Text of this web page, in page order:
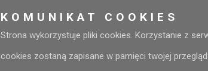
KOMUNIKAT COOKIES
Strona wykorzystuje pliki cookies. Korzystanie z
cookies zostaną zapisane w pamięci twojej